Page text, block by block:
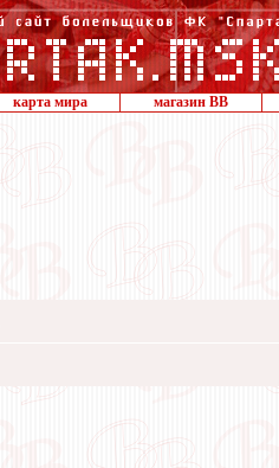
карта мира магазин ВВ